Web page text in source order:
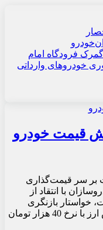
فرودگاه امام
خودروهای وارداتی
بر سر قیمت‌گذاری
با انتقاد از
بازنگری
فوری در قیمت‌گذاری خودروها یا تخصیص ارز با نرخ 40 هزار تومان